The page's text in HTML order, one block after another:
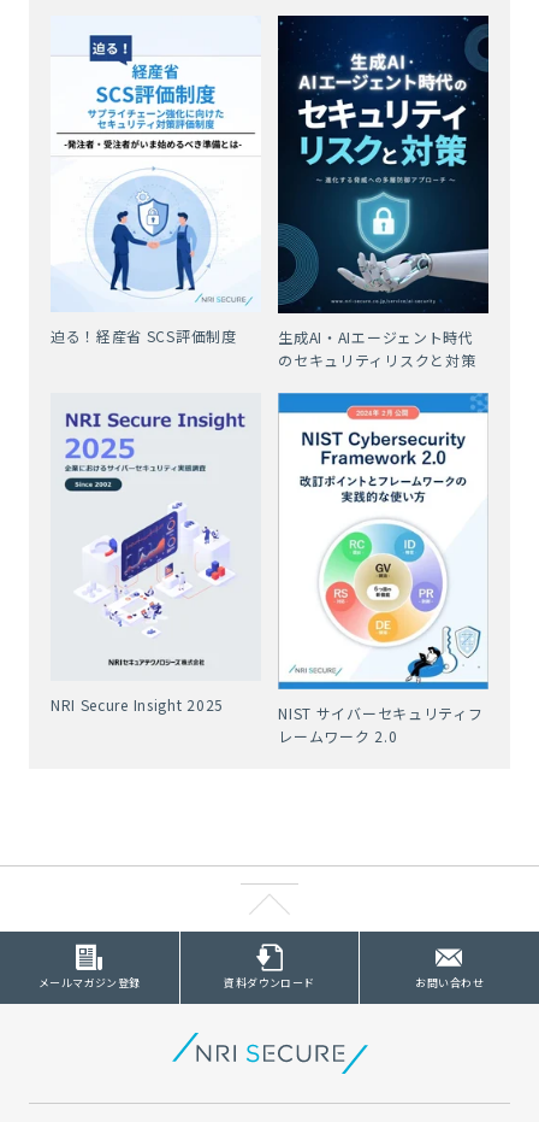
迫る！経産省 SCS評価制度
生成AI・AIエージェント時代
のセキュリティリスクと対策
NRI Secure Insight 2025
NIST サイバーセキュリティフ
レームワーク 2.0
メールマガジン登録 資料ダウンロード お問い合わせ